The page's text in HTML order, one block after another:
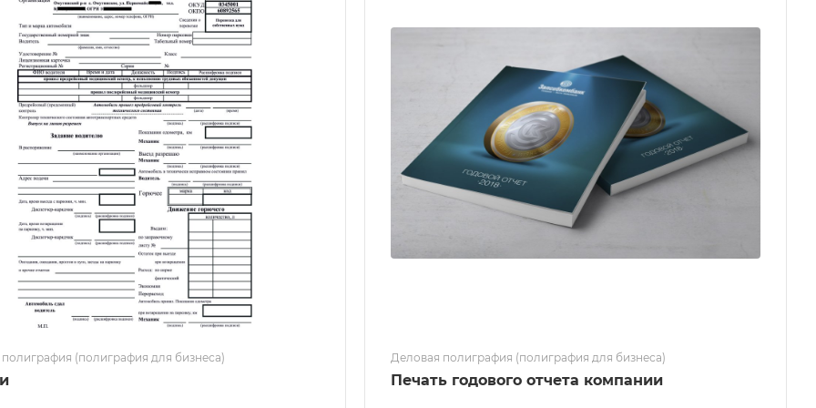
(полиграфия для бизнеса) Деловая полиграфия (полиграфия для бизнеса)
Печать годового отчета компании